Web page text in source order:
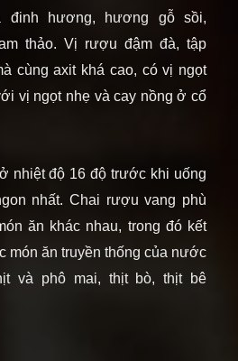
đinh hương, hương gỗ sồi,
thảo. Vị rượu đậm đà, tập
cùng axit khá cao, có vị ngọt
vị ngọt nhẹ và cay nồng ở cổ
nhiệt độ 16 độ trước khi uống
nhất. Chai rượu vang phù
ăn khác nhau, trong đó kết
món ăn truyền thống của nước
và phô mai, thịt bò, thịt bê